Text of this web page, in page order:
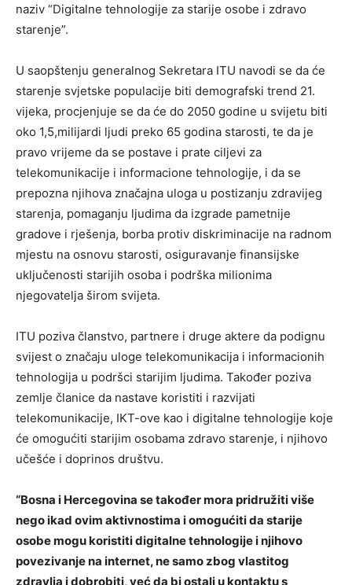
naziv “Digitalne tehnologije za starije osobe i zdravo
starenje”.
U saopštenju generalnog Sekretara ITU navodi se da će
starenje svjetske populacije biti demografski trend 21.
vijeka, procjenjuje se da će do 2050 godine u svijetu biti
oko 1,5,milijardi ljudi preko 65 godina starosti, te da je
pravo vrijeme da se postave i prate ciljevi za
telekomunikacije i informacione tehnologije, i da se
prepozna njihova značajna uloga u postizanju zdravijeg
starenja, pomaganju ljudima da izgrade pametnije
gradove i rješenja, borba protiv diskriminacije na radnom
mjestu na osnovu starosti, osiguravanje finansijske
uključenosti starijih osoba i podrška milionima
njegovatelja širom svijeta.
ITU poziva članstvo, partnere i druge aktere da podignu
svijest o značaju uloge telekomunikacija i informacionih
tehnologija u podršci starijim ljudima. Također poziva
zemlje članice da nastave koristiti i razvijati
telekomunikacije, IKT-ove kao i digitalne tehnologije koje
će omogućiti starijim osobama zdravo starenje, i njihovo
učešće i doprinos društvu.
“Bosna i Hercegovina se također mora pridružiti više
nego ikad ovim aktivnostima i omogućiti da starije
osobe mogu koristiti digitalne tehnologije i njihovo
povezivanje na internet, ne samo zbog vlastitog
zdravlja i dobrobiti, već da bi ostali u kontaktu s